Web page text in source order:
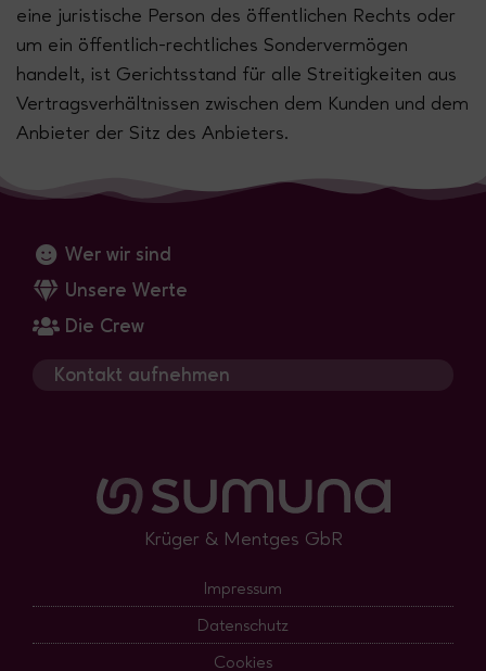
eine juristische Person des öffentlichen Rechts oder
um ein öffentlich-rechtliches Sondervermögen
handelt, ist Gerichtsstand für alle Streitigkeiten aus
Vertragsverhältnissen zwischen dem Kunden und dem
Anbieter der Sitz des Anbieters.
Wer wir sind
Unsere Werte
Die Crew
Kontakt aufnehmen
Krüger & Mentges GbR
Impressum
Datenschutz
Cookies